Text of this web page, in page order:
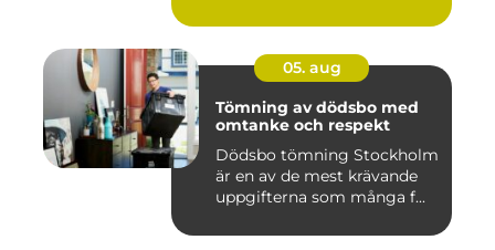
05. aug
Tömning av dödsbo med
omtanke och respekt
Dödsbo tömning Stockholm
är en av de mest krävande
uppgifterna som många f...